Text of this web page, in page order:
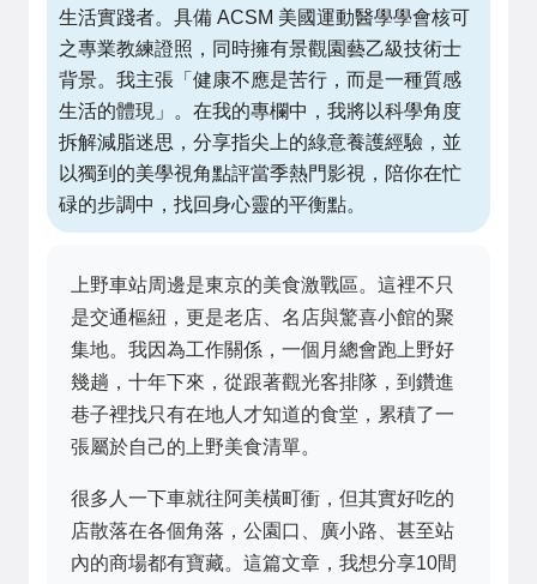
生活實踐者。具備 ACSM 美國運動醫學學會核可
之專業教練證照，同時擁有景觀園藝乙級技術士
背景。我主張「健康不應是苦行，而是一種質感
生活的體現」。在我的專欄中，我將以科學角度
拆解減脂迷思，分享指尖上的綠意養護經驗，並
以獨到的美學視角點評當季熱門影視，陪你在忙
碌的步調中，找回身心靈的平衡點。
上野車站周邊是東京的美食激戰區。這裡不只
是交通樞紐，更是老店、名店與驚喜小館的聚
集地。我因為工作關係，一個月總會跑上野好
幾趟，十年下來，從跟著觀光客排隊，到鑽進
巷子裡找只有在地人才知道的食堂，累積了一
張屬於自己的上野美食清單。
很多人一下車就往阿美橫町衝，但其實好吃的
店散落在各個角落，公園口、廣小路、甚至站
內的商場都有寶藏。這篇文章，我想分享10間